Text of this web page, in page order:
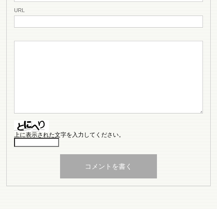
URL
上に表示された文字を入力してください。